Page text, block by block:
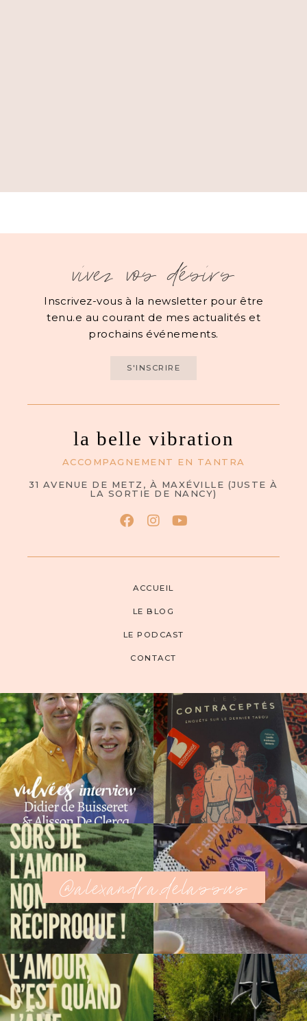
vivez vos désirs
Inscrivez-vous à la newsletter pour être
tenu.e au courant de mes actualités et
prochains événements.
S'INSCRIRE
la belle vibration
ACCOMPAGNEMENT EN TANTRA
31 AVENUE DE METZ, À MAXÉVILLE (JUSTE À
LA SORTIE DE NANCY)
ACCUEIL
LE BLOG
LE PODCAST
CONTACT
@alexandra.delassus